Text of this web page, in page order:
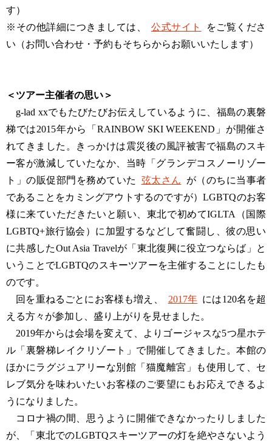
す）
※その他詳細につきましては、
公式サイト
をご覧くださ
い（お問い合わせ・予約もそちらからお願いいたします）
＜ツアー主催者の思い＞
g-lad xxでもたびたびお伝えしているように、福島の裏磐
梯では2015年から「RAINBOW SKI WEEKEND」が開催さ
れてきました。きっかけは震災後の風評被害で福島のスキ
ー客が激減していたなか、当時「グランデコスノーリゾー
ト」の販促部門を務めていた
弦太さん
が（のちに当事者
であることをカミングアウトするのですが）LGBTQのお客
様に来ていただきたいと願い、東北で初めてIGLTA（国際
LGBTQ+旅行協会）に加盟するなどして奮闘し、彼の思い
に共感したOut Asia Travelが「東北復興に役立つならば」と
いうことでLGBTQのスキーツアーを主催することにしたも
のです。
回を重ねるごとにお客様も増え、
2017年 には120名を超
える方々が参加し、盛り上がりを見せました。
2019年からは会場を変えて、よりゴージャスな5つ星ホテ
ル「裏磐梯レイクリゾート」で開催してきました。本館の
ほかにラグジュアリーな別館「猫魔離宮」も使用して、セ
レブ気分を味わいたいお客様のご要望にもお応えできるよ
うになりました。
コロナ禍の間、思うように開催できなかったりしました
が、「東北でのLGBTQスキーツアーの灯を絶やさないよう